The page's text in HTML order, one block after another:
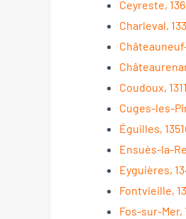
Ceyreste,
Charleval,
Coudoux,
Cuges-les-
Éguilles,
Ensuès-la-
Eyguières,
Fontvieille,
Fos-sur-Mer,